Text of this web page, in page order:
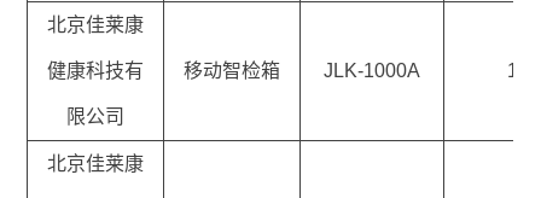
北京佳莱康
健康科技有
限公司
移动智检箱 JLK-1000A 1
北京佳莱康